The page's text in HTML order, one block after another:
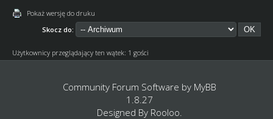
Pokaż wersję do druku
Skocz do:
Użytkownicy przeglądający ten wątek: 1 gości
Community Forum Software by MyBB
1.8.27
Designed By Rooloo